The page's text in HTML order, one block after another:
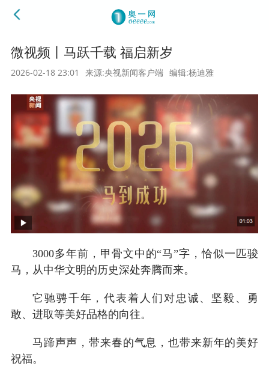
微视频丨马跃千载 福启新岁
2026-02-18 23:01 来源:央视新闻客户端 编辑:杨迪雅
3000多年前，甲骨文中的“马”字，恰似一匹骏
马，从中华文明的历史深处奔腾而来。
它驰骋千年，代表着人们对忠诚、坚毅、勇
敢、进取等美好品格的向往。
马蹄声声，带来春的气息，也带来新年的美好
祝福。